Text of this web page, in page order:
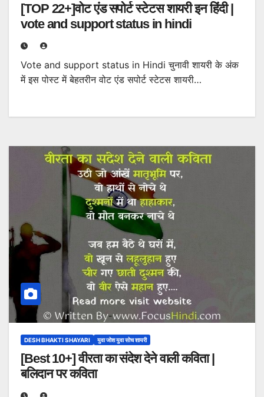
[TOP 22+]वोट एंड सपोर्ट स्टेटस शायरी इन हिंदी |
vote and support status in hindi
Vote and support status in Hindi चुनावी शायरी के अंक
में इस पोस्ट में बेहतरीन वोट एंड सपोर्ट स्टेटस शायरी…
DESH BHAKTI SHAYARI युवा जोश युवा सोच शायरी
[Best 10+] वीरता का संदेश देने वाली कविता |
बलिदान पर कविता